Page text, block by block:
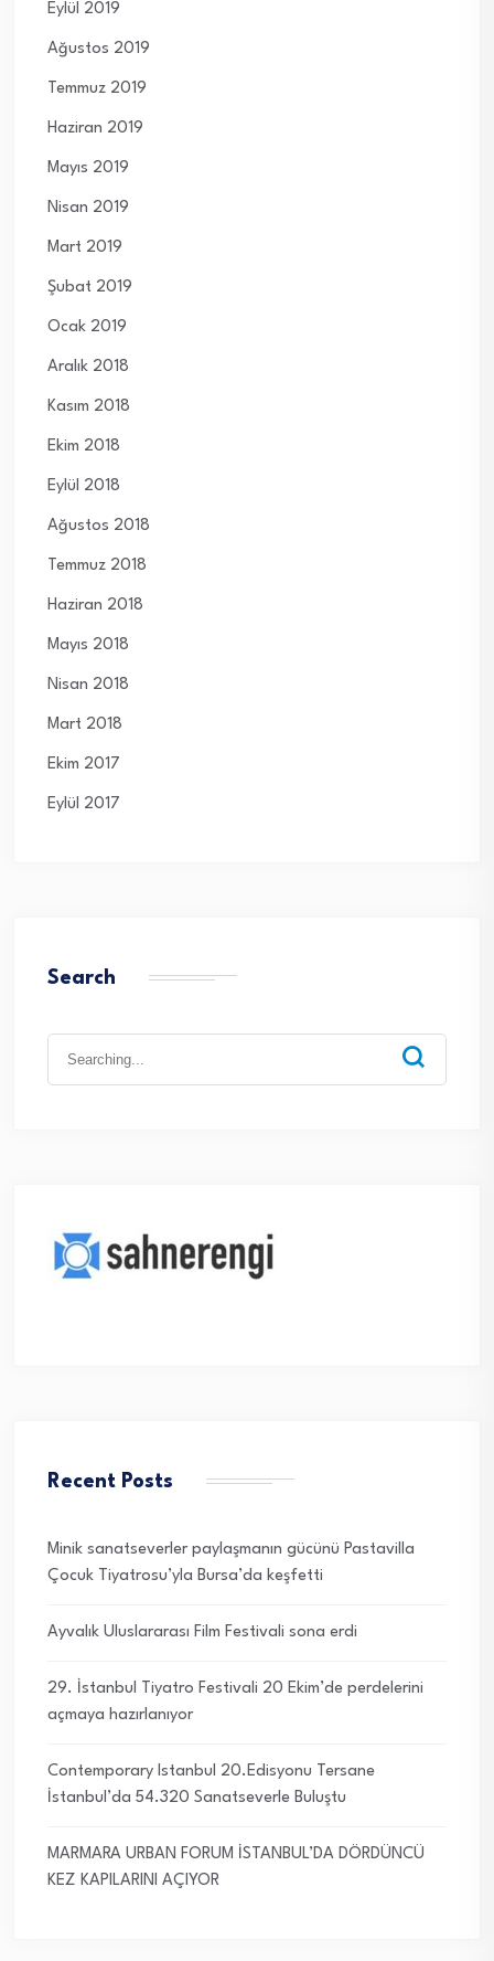
Eylül 2019
Ağustos 2019
Temmuz 2019
Haziran 2019
Mayıs 2019
Nisan 2019
Mart 2019
Şubat 2019
Ocak 2019
Aralık 2018
Kasım 2018
Ekim 2018
Eylül 2018
Ağustos 2018
Temmuz 2018
Haziran 2018
Mayıs 2018
Nisan 2018
Mart 2018
Ekim 2017
Eylül 2017
Search
Recent Posts
Minik sanatseverler paylaşmanın gücünü Pastavilla
Çocuk Tiyatrosu’yla Bursa’da keşfetti
Ayvalık Uluslararası Film Festivali sona erdi
29. İstanbul Tiyatro Festivali 20 Ekim’de perdelerini
açmaya hazırlanıyor
Contemporary Istanbul 20.Edisyonu Tersane
İstanbul’da 54.320 Sanatseverle Buluştu
MARMARA URBAN FORUM İSTANBUL’DA DÖRDÜNCÜ
KEZ KAPILARINI AÇIYOR